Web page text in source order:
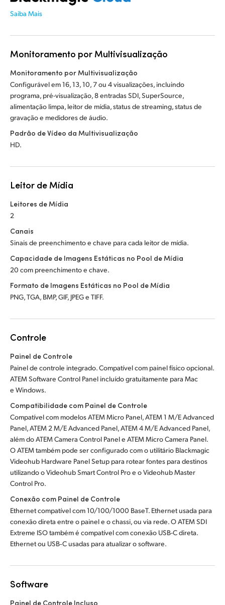
Saiba Mais
Monitoramento por Multivisualização
Monitoramento por Multivisualização
Configurável em 16, 13, 10, 7 ou 4 visualizações, incluindo
programa, pré-visualização, 8 entradas SDI, SuperSource,
alimentação limpa, leitor de mídia, status de streaming, status de
gravação e medidores de áudio.
Padrão de Vídeo da Multivisualização
HD.
Leitor de Mídia
Leitores de Mídia
2
Canais
Sinais de preenchimento e chave para cada leitor de mídia.
Capacidade de Imagens Estáticas no Pool de Mídia
20 com preenchimento e chave.
Formato de Imagens Estáticas no Pool de Mídia
PNG, TGA, BMP, GIF, JPEG e TIFF.
Controle
Painel de Controle
Painel de controle integrado. Compatível com painel físico opcional.
ATEM Software Control Panel incluído gratuitamente para Mac
e Windows.
Compatibilidade com Painel de Controle
Compatível com modelos ATEM Micro Panel, ATEM 1 M/E Advanced
Panel, ATEM 2 M/E Advanced Panel, ATEM 4 M/E Advanced Panel,
além do ATEM Camera Control Panel e ATEM Micro Camera Panel.
O ATEM também pode ser configurado com o utilitário Blackmagic
Videohub Hardware Panel Setup para rotear fontes para destinos
utilizando o Videohub Smart Control Pro e o Videohub Master
Control Pro.
Conexão com Painel de Controle
Ethernet compatível com 10/100/1000 BaseT. Ethernet usada para
conexão direta entre o painel e o chassi, ou via rede. O ATEM SDI
Extreme ISO também é compatível com conexão USB-C direta.
Ethernet ou USB‑C usadas para atualizar o software.
Software
Painel de Controle Incluso